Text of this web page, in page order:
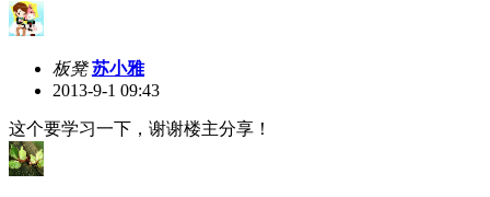
板凳 苏小雅
2013-9-1 09:43
这个要学习一下，谢谢楼主分享！